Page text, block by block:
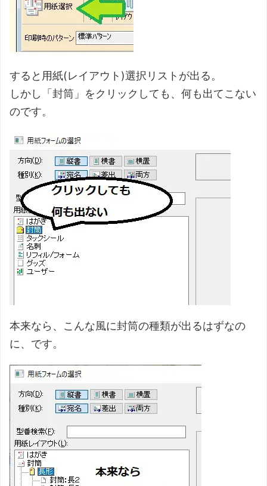
すると用紙(レイアウト)選択リストが出る。
しかし「封筒」をクリックしても、何も出てこない
のです。
本来なら、こんな風に封筒の種類が出るはずなの
に、です。